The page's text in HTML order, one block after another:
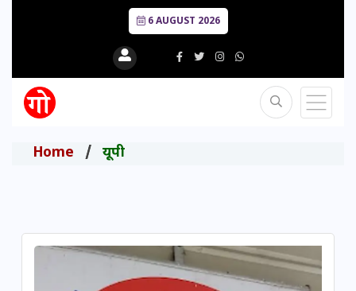
6 AUGUST 2026
Home यूपी